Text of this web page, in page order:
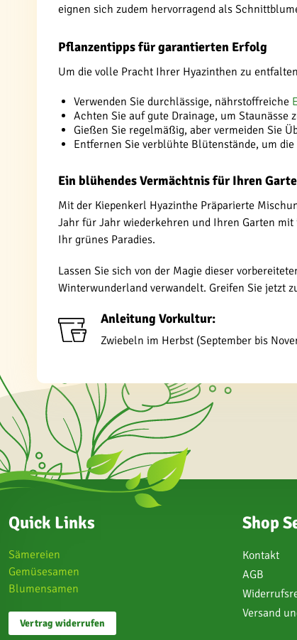
eignen sich zudem hervorragend als
Pflanzentipps für garantierten Erfolg
Um die volle Pracht Ihrer Hyazinthen zu
Verwenden Sie durchlässige, nährstoffreiche
Achten Sie auf gute Drainage, um Staunässe
Gießen Sie regelmäßig, aber vermeiden Sie
Entfernen Sie verblühte Blütenstände, um
Ein blühendes Vermächtnis für Ihren
Mit der Kiepenkerl Hyazinthe Präparierte
Jahr für Jahr wiederkehren und Ihren Garten
Ihr grünes Paradies.
Lassen Sie sich von der Magie dieser
Winterwunderland verwandelt. Greifen Sie jetzt
Anleitung Vorkultur:
Zwiebeln im Herbst (September bis
Quick Links
Sämereien
Gemüsesamen
Blumensamen
Vertrag widerrufen
Shop
Kontakt
AGB
Versand